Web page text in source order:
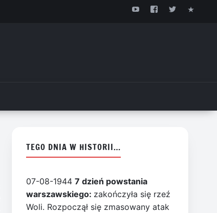
TEGO DNIA W HISTORII…
07-08-19447 dzień powstania
warszawskiego: zakończyła się rzeź
Woli. Rozpoczął się zmasowany atak